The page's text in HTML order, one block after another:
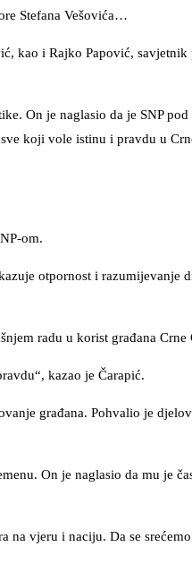
Stefana Vešovića…
kao i Rajko Papović, savjetnik
On je naglasio da je SNP
koji vole istinu i pravdu u
om.
otpornost i razumijevanje
radu u korist građana Crne
kazao je Čarapić.
građana. Pohvalio je
On je naglasio da mu je
na vjeru i naciju. Da se